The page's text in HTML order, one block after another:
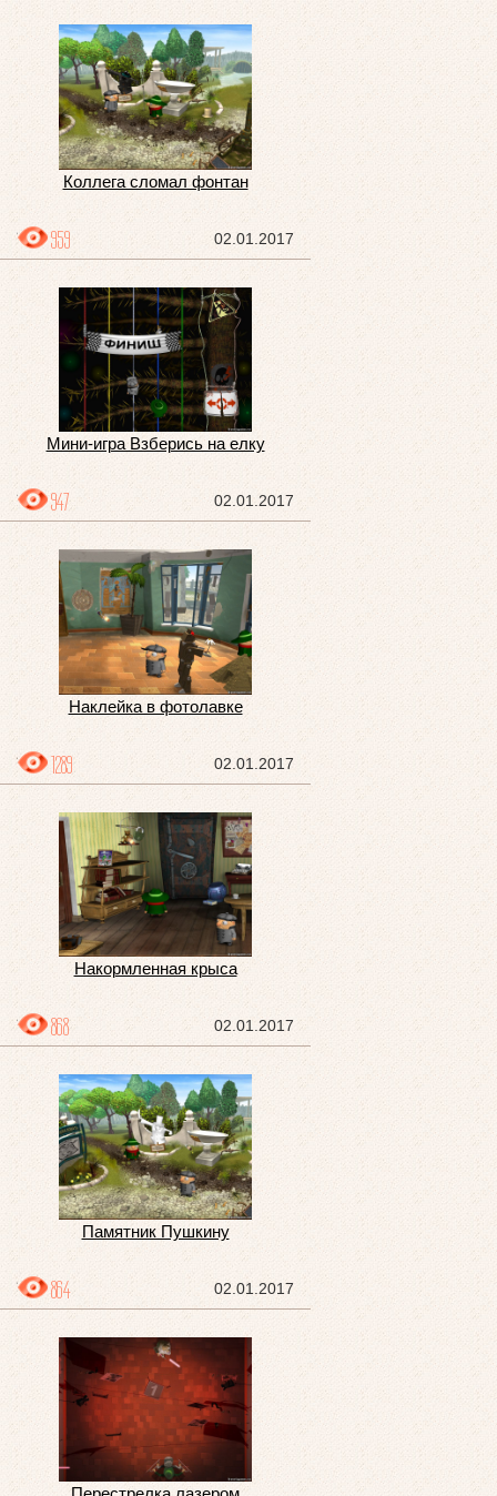
Коллега сломал фонтан
02.01.2017
959
Мини-игра Взберись на елку
02.01.2017
947
Наклейка в фотолавке
02.01.2017
1289
Накормленная крыса
02.01.2017
868
Памятник Пушкину
02.01.2017
864